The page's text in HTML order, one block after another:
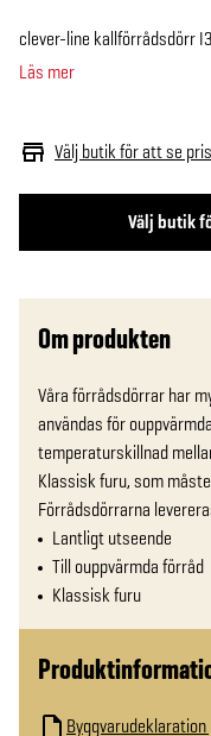
Välj butik
Välj butik för att se
clever-line kallförrådsdörr
Läs mer
Om produkten
Våra förrådsdörrar har
användas för
temperaturskillnad
Klassisk furu, som
Förrådsdörrarna
Lantligt utseende
Till ouppvärmda förråd
Klassisk furu
Byggvarudeklaration